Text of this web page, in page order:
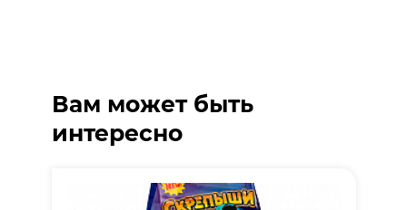
Вам может быть
интересно